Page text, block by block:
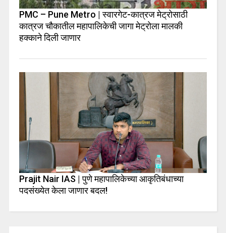
PMC – Pune Metro | स्वारगेट-कात्रज मेट्रोसाठी
कात्रज चौकातील महापालिकेची जागा मेट्रोला मालकी
हक्काने दिली जाणार
Prajit Nair IAS | पुणे महापालिकेच्या आकृतिबंधाच्या
पदसंख्येत केला जाणार बदल!